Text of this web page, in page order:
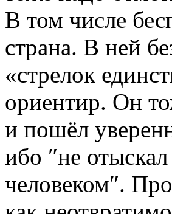
В том числе
страна. В ней
«стрелок
ориентир. Он
и пошёл
ибо ″не
человеком″.